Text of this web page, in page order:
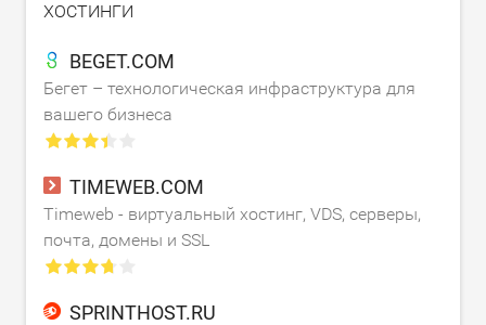
ХОСТИНГИ
BEGET.COM
Бегет – технологическая инфраструктура для
вашего бизнеса
TIMEWEB.COM
Timeweb - виртуальный хостинг, VDS, серверы,
почта, домены и SSL
SPRINTHOST.RU